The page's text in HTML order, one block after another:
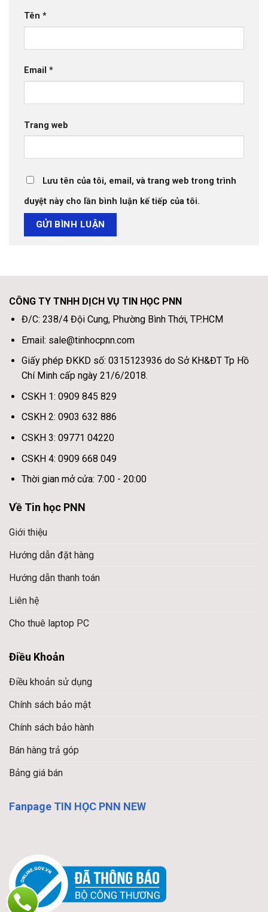
Tên *
Email *
Trang web
Lưu tên của tôi, email, và trang web trong trình
duyệt này cho lần bình luận kế tiếp của tôi.
CÔNG TY TNHH DỊCH VỤ TIN HỌC PNN
Đ/C: 238/4 Đội Cung, Phường Bình Thới, TP.HCM
Email: sale@tinhocpnn.com
Giấy phép ĐKKD số: 0315123936 do Sở KH&ĐT Tp Hồ
Chí Minh cấp ngày 21/6/2018.
CSKH 1: 0909 845 829
CSKH 2: 0903 632 886
CSKH 3: 09771 04220
CSKH 4: 0909 668 049
Thời gian mở cửa: 7:00 - 20:00
Về Tin học PNN
Giới thiệu
Hướng dẫn đặt hàng
Hướng dẫn thanh toán
Liên hệ
Cho thuê laptop PC
Điều Khoản
Điều khoản sử dụng
Chính sách bảo mật
Chính sách bảo hành
Bán hàng trả góp
Bảng giá bán
Fanpage TIN HỌC PNN NEW